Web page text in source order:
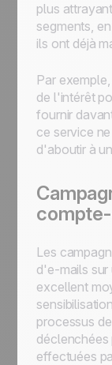
plus
segments,
ils ont déjà
Par
de l'intérêt
fournir
ce service
d'aboutir à
Les
d'e-mails sur
excellent
processus
déclenchées
effectuées